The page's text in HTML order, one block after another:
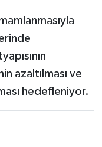
azaltılması ve
hedefleniyor.